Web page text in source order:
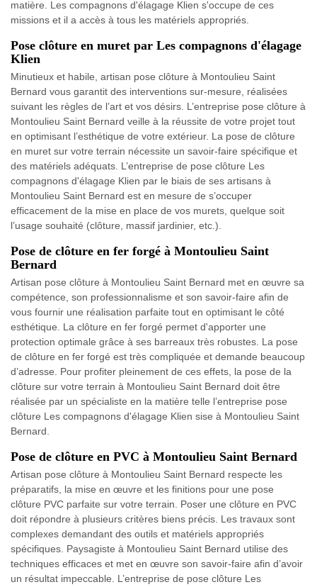
matière. Les compagnons d'élagage Klien s'occupe de ces
missions et il a accès à tous les matériels appropriés.
Pose clôture en muret par Les compagnons d'élagage
Klien
Minutieux et habile, artisan pose clôture à Montoulieu Saint
Bernard vous garantit des interventions sur-mesure, réalisées
suivant les règles de l’art et vos désirs. L’entreprise pose clôture à
Montoulieu Saint Bernard veille à la réussite de votre projet tout
en optimisant l’esthétique de votre extérieur. La pose de clôture
en muret sur votre terrain nécessite un savoir-faire spécifique et
des matériels adéquats. L’entreprise de pose clôture Les
compagnons d'élagage Klien par le biais de ses artisans à
Montoulieu Saint Bernard est en mesure de s’occuper
efficacement de la mise en place de vos murets, quelque soit
l’usage souhaité (clôture, massif jardinier, etc.).
Pose de clôture en fer forgé à Montoulieu Saint
Bernard
Artisan pose clôture à Montoulieu Saint Bernard met en œuvre sa
compétence, son professionnalisme et son savoir-faire afin de
vous fournir une réalisation parfaite tout en optimisant le côté
esthétique. La clôture en fer forgé permet d'apporter une
protection optimale grâce à ses barreaux très robustes. La pose
de clôture en fer forgé est très compliquée et demande beaucoup
d’adresse. Pour profiter pleinement de ces effets, la pose de la
clôture sur votre terrain à Montoulieu Saint Bernard doit être
réalisée par un spécialiste en la matière telle l’entreprise pose
clôture Les compagnons d'élagage Klien sise à Montoulieu Saint
Bernard.
Pose de clôture en PVC à Montoulieu Saint Bernard
Artisan pose clôture à Montoulieu Saint Bernard respecte les
préparatifs, la mise en œuvre et les finitions pour une pose
clôture PVC parfaite sur votre terrain. Poser une clôture en PVC
doit répondre à plusieurs critères biens précis. Les travaux sont
complexes demandant des outils et matériels appropriés
spécifiques. Paysagiste à Montoulieu Saint Bernard utilise des
techniques efficaces et met en œuvre son savoir-faire afin d’avoir
un résultat impeccable. L’entreprise de pose clôture Les